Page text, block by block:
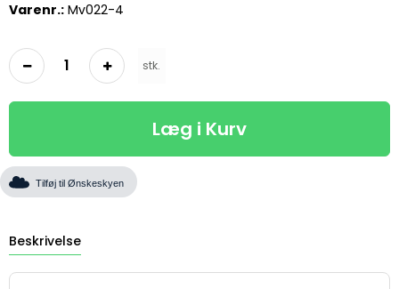
Varenr.: Mv022-4
stk.
Læg i Kurv
Tilføj til Ønskeskyen
Beskrivelse